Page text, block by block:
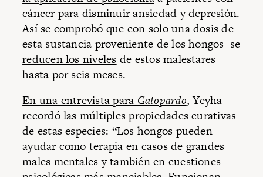
cáncer para disminuir ansiedad y depresión.
Así se comprobó que con solo una dosis de
esta sustancia proveniente de los hongos se
reducen los niveles de estos malestares
hasta por seis meses.
En una entrevista para Gatopardo,Yeyha
recordó las múltiples propiedades curativas
de estas especies: “Los hongos pueden
ayudar como terapia en casos de grandes
males mentales y también en cuestiones